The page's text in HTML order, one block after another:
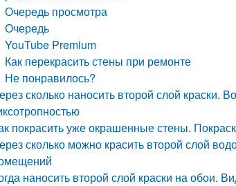
Очередь просмотра
Очередь
YouTube Premium
Как перекрасить стены при ремонте
Не понравилось?
сколько наносить второй слой краски.
покрасить уже окрашенные стены.
сколько можно красить второй слой
наносить второй слой краски на обои.